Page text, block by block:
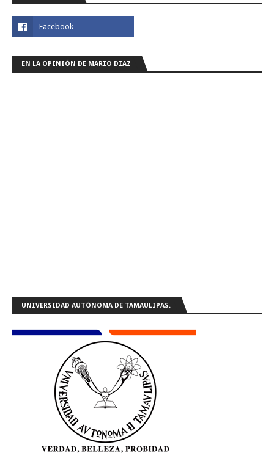
EN LA OPINIÓN DE MARIO DIAZ
UNIVERSIDAD AUTÓNOMA DE TAMAULIPAS.